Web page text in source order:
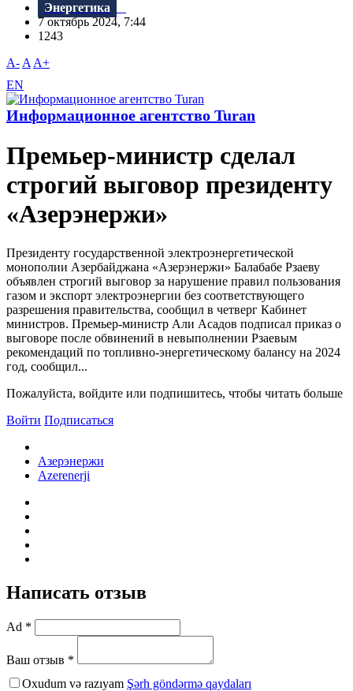
Энергетика
7 октябрь 2024, 7:44
1243
A- A A+
EN
Информационное агентство Turan
Премьер-министр сделал
строгий выговор президенту
«Азерэнержи»
Президенту государственной электроэнергетической
монополии Азербайджана «Азерэнержи» Балабабе Рзаеву
объявлен строгий выговор за нарушение правил пользования
газом и экспорт электроэнергии без соответствующего
разрешения правительства, сообщил в четверг Кабинет
министров. Премьер-министр Али Асадов подписал приказ о
выговоре после обвинений в невыполнении Рзаевым
рекомендаций по топливно-энергетическому балансу на 2024
год, сообщил...
Пожалуйста, войдите или подпишитесь, чтобы читать больше
Войти Подписаться
Азерэнержи
Azerenerji
Написать отзыв
Ad *
Ваш отзыв *
Oxudum və razıyam Şərh göndərmə qaydaları